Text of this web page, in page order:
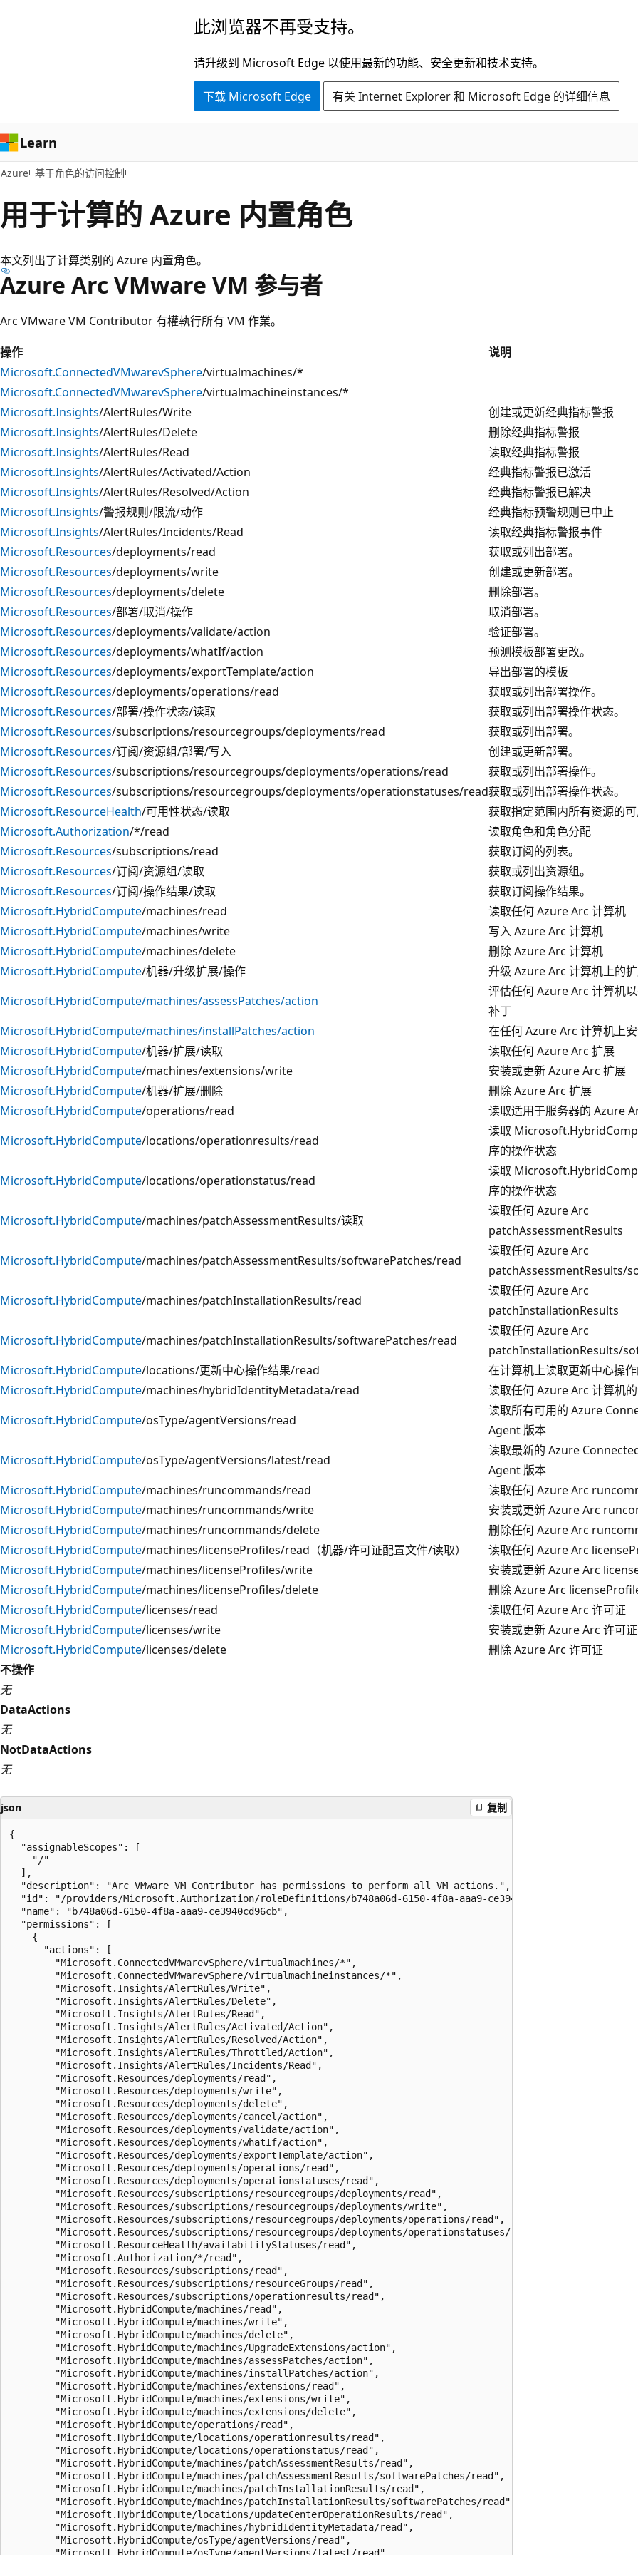
容
此浏览器不再受支持。
请升级到 Microsoft Edge 以使用最新的功能、安全更新和技术支持。
下载 Microsoft Edge 有关 Internet Explorer 和 Microsoft Edge 的详细信息
Learn
Azure 基于角色的访问控制
用于计算的 Azure 内置角色
本文列出了计算类别的 Azure 内置角色。
Azure Arc VMware VM 参与者
Arc VMware VM Contributor 有權執行所有 VM 作業。
操作
说明
Microsoft.ConnectedVMwarevSphere/virtualmachines/*
Microsoft.ConnectedVMwarevSphere/virtualmachineinstances/*
Microsoft.Insights/AlertRules/Write
创建或更新经典指标警报
Microsoft.Insights/AlertRules/Delete
删除经典指标警报
Microsoft.Insights/AlertRules/Read
读取经典指标警报
Microsoft.Insights/AlertRules/Activated/Action
经典指标警报已激活
Microsoft.Insights/AlertRules/Resolved/Action
经典指标警报已解决
Microsoft.Insights/警报规则/限流/动作
经典指标预警规则已中止
Microsoft.Insights/AlertRules/Incidents/Read
读取经典指标警报事件
Microsoft.Resources/deployments/read
获取或列出部署。
Microsoft.Resources/deployments/write
创建或更新部署。
Microsoft.Resources/deployments/delete
删除部署。
Microsoft.Resources/部署/取消/操作
取消部署。
Microsoft.Resources/deployments/validate/action
验证部署。
Microsoft.Resources/deployments/whatIf/action
预测模板部署更改。
Microsoft.Resources/deployments/exportTemplate/action
导出部署的模板
Microsoft.Resources/deployments/operations/read
获取或列出部署操作。
Microsoft.Resources/部署/操作状态/读取
获取或列出部署操作状态。
Microsoft.Resources/subscriptions/resourcegroups/deployments/read
获取或列出部署。
Microsoft.Resources/订阅/资源组/部署/写入
创建或更新部署。
Microsoft.Resources/subscriptions/resourcegroups/deployments/operations/read
获取或列出部署操作。
Microsoft.Resources/subscriptions/resourcegroups/deployments/operationstatuses/read获取或列出部署操作状态。
Microsoft.ResourceHealth/可用性状态/读取
获取指定范围内所有资源的
Microsoft.Authorization/*/read
读取角色和角色分配
Microsoft.Resources/subscriptions/read
获取订阅的列表。
Microsoft.Resources/订阅/资源组/读取
获取或列出资源组。
Microsoft.Resources/订阅/操作结果/读取
获取订阅操作结果。
Microsoft.HybridCompute/machines/read
读取任何 Azure Arc 计算机
Microsoft.HybridCompute/machines/write
写入 Azure Arc 计算机
Microsoft.HybridCompute/machines/delete
删除 Azure Arc 计算机
Microsoft.HybridCompute/机器/升级扩展/操作
升级 Azure Arc 计算机上的
Microsoft.HybridCompute/machines/assessPatches/action
评估任何 Azure Arc 计算机
补丁
Microsoft.HybridCompute/machines/installPatches/action
在任何 Azure Arc 计算机上
Microsoft.HybridCompute/机器/扩展/读取
读取任何 Azure Arc 扩展
Microsoft.HybridCompute/machines/extensions/write
安装或更新 Azure Arc 扩展
Microsoft.HybridCompute/机器/扩展/删除
删除 Azure Arc 扩展
Microsoft.HybridCompute/operations/read
读取适用于服务器的 Azure
Microsoft.HybridCompute/locations/operationresults/read
读取
序的操作状态
Microsoft.HybridCompute/locations/operationstatus/read
读取
序的操作状态
Microsoft.HybridCompute/machines/patchAssessmentResults/读取
读取任何 Azure Arc
patchAssessmentResults
Microsoft.HybridCompute/machines/patchAssessmentResults/softwarePatches/read
读取任何 Azure Arc
patchAssessmentResults/
Microsoft.HybridCompute/machines/patchInstallationResults/read
读取任何 Azure Arc
patchInstallationResults
Microsoft.HybridCompute/machines/patchInstallationResults/softwarePatches/read
读取任何 Azure Arc
patchInstallationResults/
Microsoft.HybridCompute/locations/更新中心操作结果/read
在计算机上读取更新中心操
Microsoft.HybridCompute/machines/hybridIdentityMetadata/read
读取任何 Azure Arc 计算机
Microsoft.HybridCompute/osType/agentVersions/read
读取所有可用的 Azure
Agent 版本
Microsoft.HybridCompute/osType/agentVersions/latest/read
读取最新的 Azure
Agent 版本
Microsoft.HybridCompute/machines/runcommands/read
读取任何 Azure Arc
Microsoft.HybridCompute/machines/runcommands/write
安装或更新 Azure Arc
Microsoft.HybridCompute/machines/runcommands/delete
删除任何 Azure Arc
Microsoft.HybridCompute/machines/licenseProfiles/read（机器/许可证配置文件/读取）
读取任何 Azure Arc
Microsoft.HybridCompute/machines/licenseProfiles/write
安装或更新 Azure Arc
Microsoft.HybridCompute/machines/licenseProfiles/delete
删除 Azure Arc
Microsoft.HybridCompute/licenses/read
读取任何 Azure Arc 许可证
Microsoft.HybridCompute/licenses/write
安装或更新 Azure Arc 许可证
Microsoft.HybridCompute/licenses/delete
删除 Azure Arc 许可证
不操作
无
DataActions
无
NotDataActions
无
json 复制
{
  "assignableScopes": [
    "/"
  ],
  "description": "Arc VMware VM Contributor has permissions to perform all VM actions.",
  "id": "/providers/Microsoft.Authorization/roleDefinitions/b748a06d-6150-4f8a-aaa9-ce3940cd96cb",
  "name": "b748a06d-6150-4f8a-aaa9-ce3940cd96cb",
  "permissions": [
    {
      "actions": [
        "Microsoft.ConnectedVMwarevSphere/virtualmachines/*",
        "Microsoft.ConnectedVMwarevSphere/virtualmachineinstances/*",
        "Microsoft.Insights/AlertRules/Write",
        "Microsoft.Insights/AlertRules/Delete",
        "Microsoft.Insights/AlertRules/Read",
        "Microsoft.Insights/AlertRules/Activated/Action",
        "Microsoft.Insights/AlertRules/Resolved/Action",
        "Microsoft.Insights/AlertRules/Throttled/Action",
        "Microsoft.Insights/AlertRules/Incidents/Read",
        "Microsoft.Resources/deployments/read",
        "Microsoft.Resources/deployments/write",
        "Microsoft.Resources/deployments/delete",
        "Microsoft.Resources/deployments/cancel/action",
        "Microsoft.Resources/deployments/validate/action",
        "Microsoft.Resources/deployments/whatIf/action",
        "Microsoft.Resources/deployments/exportTemplate/action",
        "Microsoft.Resources/deployments/operations/read",
        "Microsoft.Resources/deployments/operationstatuses/read",
        "Microsoft.Resources/subscriptions/resourcegroups/deployments/read",
        "Microsoft.Resources/subscriptions/resourcegroups/deployments/write",
        "Microsoft.Resources/subscriptions/resourcegroups/deployments/operations/read",
        "Microsoft.Resources/subscriptions/resourcegroups/deployments/operationstatuses/read",
        "Microsoft.ResourceHealth/availabilityStatuses/read",
        "Microsoft.Authorization/*/read",
        "Microsoft.Resources/subscriptions/read",
        "Microsoft.Resources/subscriptions/resourceGroups/read",
        "Microsoft.Resources/subscriptions/operationresults/read",
        "Microsoft.HybridCompute/machines/read",
        "Microsoft.HybridCompute/machines/write",
        "Microsoft.HybridCompute/machines/delete",
        "Microsoft.HybridCompute/machines/UpgradeExtensions/action",
        "Microsoft.HybridCompute/machines/assessPatches/action",
        "Microsoft.HybridCompute/machines/installPatches/action",
        "Microsoft.HybridCompute/machines/extensions/read",
        "Microsoft.HybridCompute/machines/extensions/write",
        "Microsoft.HybridCompute/machines/extensions/delete",
        "Microsoft.HybridCompute/operations/read",
        "Microsoft.HybridCompute/locations/operationresults/read",
        "Microsoft.HybridCompute/locations/operationstatus/read",
        "Microsoft.HybridCompute/machines/patchAssessmentResults/read",
        "Microsoft.HybridCompute/machines/patchAssessmentResults/softwarePatches/read",
        "Microsoft.HybridCompute/machines/patchInstallationResults/read",
        "Microsoft.HybridCompute/machines/patchInstallationResults/softwarePatches/read",
        "Microsoft.HybridCompute/locations/updateCenterOperationResults/read",
        "Microsoft.HybridCompute/machines/hybridIdentityMetadata/read",
        "Microsoft.HybridCompute/osType/agentVersions/read",
        "Microsoft.HybridCompute/osType/agentVersions/latest/read",